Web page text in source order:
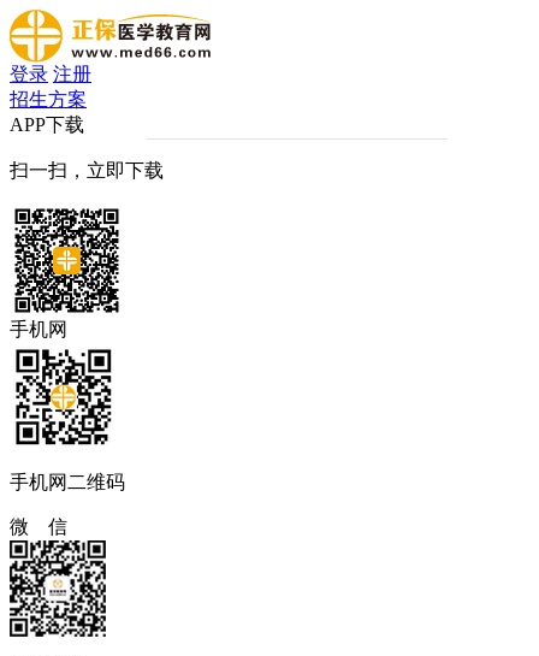
登录 注册
招生方案
APP下载
扫一扫，立即下载
手机网
手机网二维码
微 信